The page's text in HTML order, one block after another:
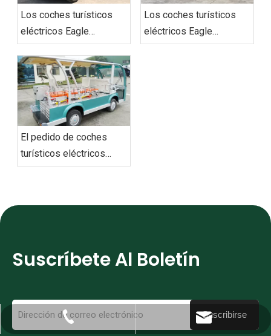
Los coches turísticos
eléctricos Eagle
redefinen la movilidad
urbana con soluciones
de transporte de última
generación
Los coches turísticos
eléctricos Eagle
entregan un pedido en
El pedido de coches
turísticos eléctricos
personalizados‌ de
Suscríbete Al Boletín
Suscribirse
+86-512-65960031
export@eg-ev.com